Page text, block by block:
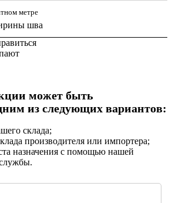
метре
шва
может быть
из следующих вариантов:
склада;
производителя или импортера;
назначения с помощью нашей